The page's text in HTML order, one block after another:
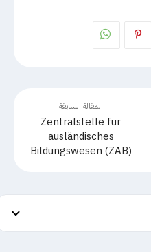
المقالة السابقة
Zentralstelle für
ausländisches
Bildungswesen (ZAB)